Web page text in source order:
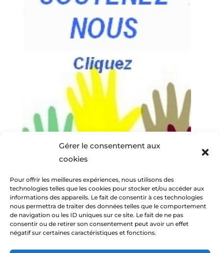
Gérer le consentement aux
cookies
Pour offrir les meilleures expériences, nous utilisons des
technologies telles que les cookies pour stocker et/ou accéder aux
informations des appareils. Le fait de consentir à ces technologies
nous permettra de traiter des données telles que le comportement
de navigation ou les ID uniques sur ce site. Le fait de ne pas
consentir ou de retirer son consentement peut avoir un effet
négatif sur certaines caractéristiques et fonctions.